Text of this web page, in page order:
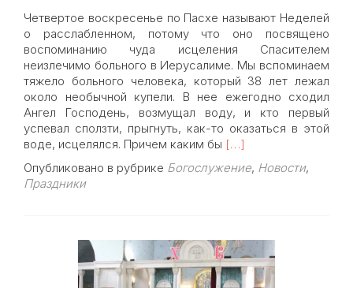
Четвертое воскресенье по Пасхе называют Неделей
о расслабленном, потому что оно посвящено
воспоминанию чуда исцеления Спасителем
неизлечимо больного в Иерусалиме. Мы вспоминаем
тяжело больного человека, который 38 лет лежал
около необычной купели. В нее ежегодно сходил
Ангел Господень, возмущал воду, и кто первый
успевал сползти, прыгнуть, как-то оказаться в этой
воде, исцелялся. Причем каким бы Read
about
о
расслабленном
[…]
Опубликовано в рубрике Богослужение, Новости,
Праздники